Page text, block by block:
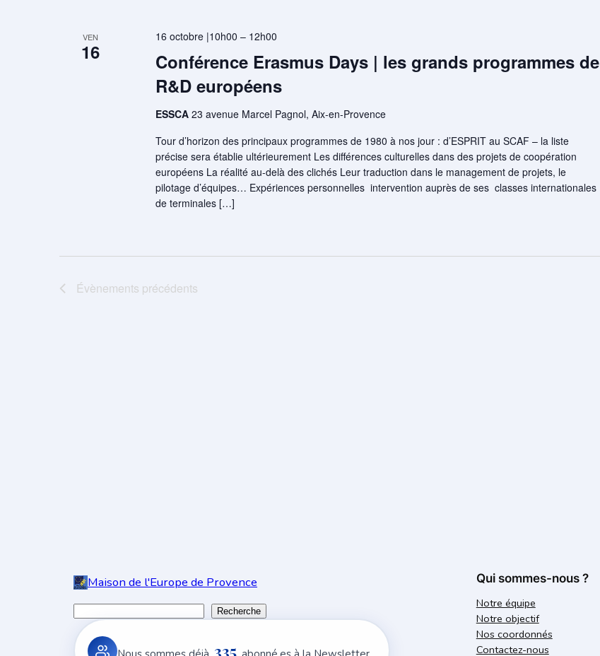
VEN
16
Conférence Erasmus Days | les grands programmes de
R&D européens
16 octobre |10h00 – 12h00
ESSCA 23 avenue Marcel Pagnol, Aix-en-Provence
Tour d’horizon des principaux programmes de 1980 à nos jour : d’ESPRIT au SCAF – la liste
précise sera établie ultérieurement Les différences culturelles dans des projets de coopération
européens La réalité au-delà des clichés Leur traduction dans le management de projets, le
pilotage d’équipes… Expériences personnelles intervention auprès de ses classes internationales
de terminales […]
Évènements précédents
Maison de l'Europe de Provence
c
Recherche
335
Qui sommes-nous ?
Notre équipe
Notre objectif
Nos coordonnés
Contactez-nous